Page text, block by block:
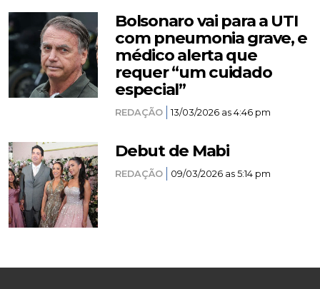
Bolsonaro vai para a UTI
com pneumonia grave, e
médico alerta que
requer “um cuidado
especial”
REDAÇÃO 13/03/2026 as 4:46 pm
Debut de Mabi
REDAÇÃO 09/03/2026 as 5:14 pm